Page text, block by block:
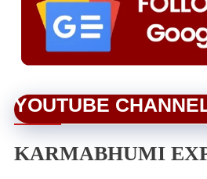
YOUTUBE
KARMABHUMI